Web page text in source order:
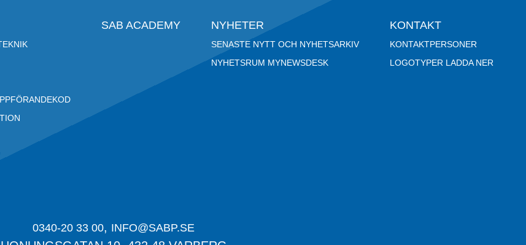
SAB ACADEMY NYHETER
SENASTE NYTT OCH NYHETSARKIV
NYHETSRUM MYNEWSDESK
KONTAKT
KONTAKTPERSONER
LOGOTYPER LADDA NER
0340-20 33 00, INFO@SABP.SE